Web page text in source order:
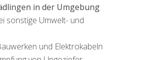
in der Umgebung
sonstige Umwelt- und
und Elektrokabeln